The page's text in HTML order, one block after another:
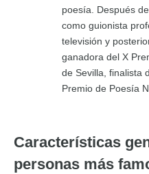
poesía. Después
como guionista
televisión y
ganadora del X
de Sevilla, finalista
Premio de Poesía
Características
personas más